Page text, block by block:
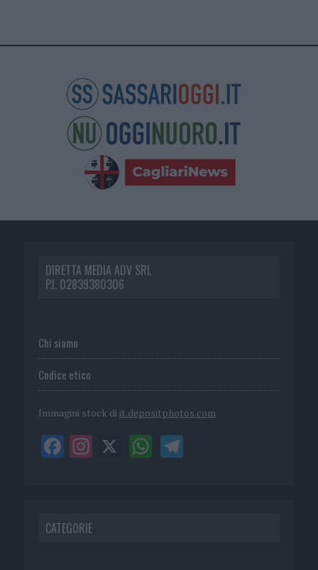
DIRETTA MEDIA ADV SRL
P.I. 02839380306
Chi siamo
Codice etico
Immagini stock di it.depositphotos.com
CATEGORIE